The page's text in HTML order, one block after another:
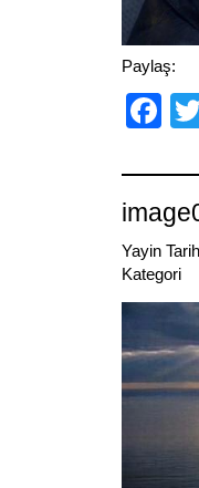
Paylaş:
Yayin
Kategori